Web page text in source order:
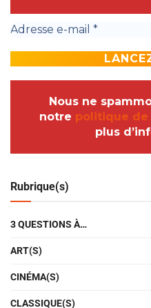
Nous ne
notre politique
plus
Rubrique(s)
3 QUESTIONS À…
ART(S)
CINÉMA(S)
CLASSIQUE(S)